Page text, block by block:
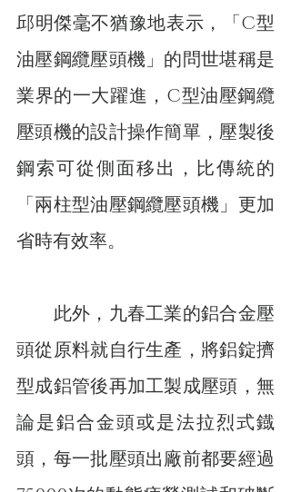
邱明傑毫不猶豫地表示，「C型
油壓鋼纜壓頭機」的問世堪稱是
業界的一大躍進，C型油壓鋼纜
壓頭機的設計操作簡單，壓製後
鋼索可從側面移出，比傳統的
「兩柱型油壓鋼纜壓頭機」更加
省時有效率。
此外，九春工業的鋁合金壓
頭從原料就自行生產，將鋁錠擠
型成鋁管後再加工製成壓頭，無
論是鋁合金頭或是法拉烈式鐡
頭，每一批壓頭出廠前都要經過